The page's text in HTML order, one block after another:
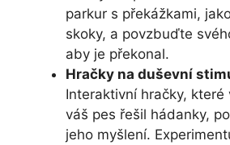
parkur s překážkami,
skoky, a povzbuďte
aby je překonal.
Hračky na duševní
Interaktivní hračky,
váš pes řešil hádanky,
jeho myšlení.